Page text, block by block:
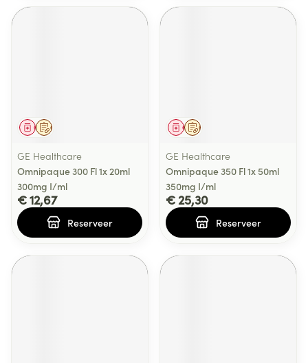
Op voorschrift
Geneesmiddel
GE Healthcare
Omnipaque 300 Fl 1x 20ml
300mg I/ml
€ 12,67
Reserveer
Op voorschrift
Geneesmiddel
GE Healthcare
Omnipaque 350 Fl 1x 50ml
350mg I/ml
€ 25,30
Reserveer